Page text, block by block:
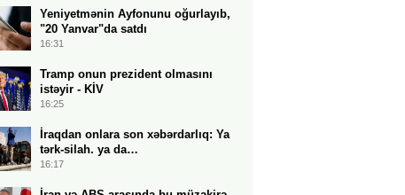
Yeniyetmənin Ayfonunu oğurlayıb,
"20 Yanvar"da satdı
16:31
Tramp onun prezident olmasını
istəyir - KİV
16:25
İraqdan onlara son xəbərdarlıq: Ya
tərk-silah. ya da…
16:17